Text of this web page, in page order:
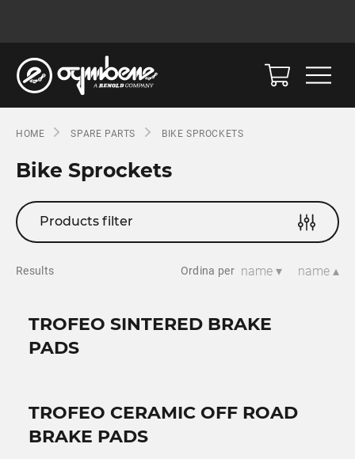
HOME SPARE PARTS BIKE SPROCKETS
Bike Sprockets
Products filter
Results Ordina per name ▾ name ▴
TROFEO SINTERED BRAKE
PADS
TROFEO CERAMIC OFF ROAD
BRAKE PADS